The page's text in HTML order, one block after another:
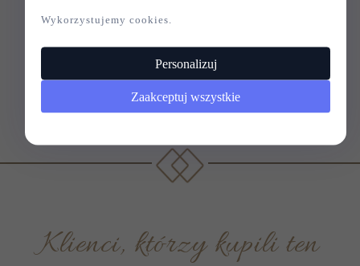
RUBINOWA
69,00 PLN 79,00 PLN
Klienci, którzy kupili ten
Wykorzystujemy cookies.
Personalizuj
Zaakceptuj wszystkie